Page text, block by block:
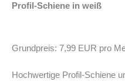
200cm
Profil-Schiene in weiß
Grundpreis: 7,99 EUR pro
Hochwertige Profil-Schiene